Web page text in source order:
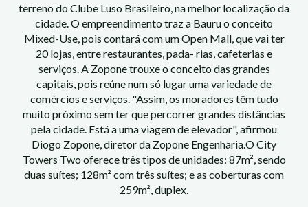
terreno do Clube Luso Brasileiro, na melhor localização da
cidade. O empreendimento traz a Bauru o conceito
Mixed-Use, pois contará com um Open Mall, que vai ter
20 lojas, entre restaurantes, pada- rias, cafeterias e
serviços. A Zopone trouxe o conceito das grandes
capitais, pois reúne num só lugar uma variedade de
comércios e serviços. "Assim, os moradores têm tudo
muito próximo sem ter que percorrer grandes distâncias
pela cidade. Está a uma viagem de elevador", afirmou
Diogo Zopone, diretor da Zopone Engenharia.O City
Towers Two oferece três tipos de unidades: 87m², sendo
duas suítes; 128m² com três suítes; e as coberturas com
259m², duplex.